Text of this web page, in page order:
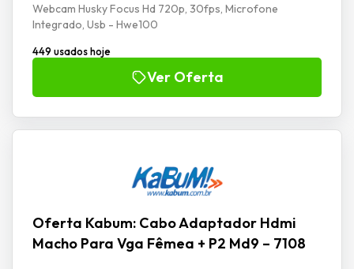
Webcam Husky Focus Hd 720p, 30fps, Microfone
Integrado, Usb - Hwe100
449 usados hoje
Ver Oferta
Oferta Kabum: Cabo Adaptador Hdmi
Macho Para Vga Fêmea + P2 Md9 – 7108